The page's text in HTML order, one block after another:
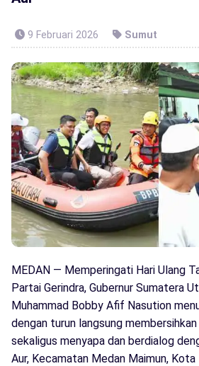
9 Februari 2026 Sumut
MEDAN — Memperingati Hari Ulang
Partai Gerindra, Gubernur Sumatera
Muhammad Bobby Afif Nasution
dengan turun langsung membersihkan
sekaligus menyapa dan berdialog
Aur, Kecamatan Medan Maimun,